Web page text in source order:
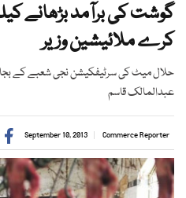
گوشت کی برآمد بڑھانے
کرے ملائیشین وزیر
حلال میٹ کی سرٹیفکیشن نجی شعبے کے
عبدالمالک قاسم
Commerce Reporter
September 10, 2013